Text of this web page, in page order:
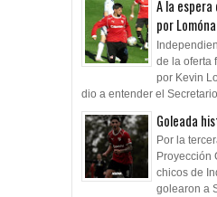
A la
por
de la oferta
por Kevin
dio a entender el
Goleada
Por la
Proyección
chicos de
golearon a